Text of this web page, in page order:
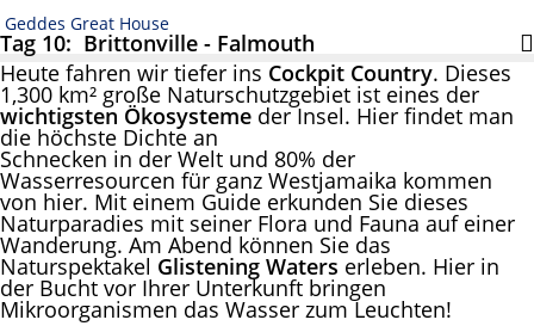
Geddes Great House
Tag 10: Brittonville - Falmouth
Heute fahren wir tiefer ins Cockpit Country. Dieses
1,300 km² große Naturschutzgebiet ist eines der
wichtigsten Ökosysteme der Insel. Hier findet man
die höchste Dichte an
Schnecken in der Welt und 80% der
Wasserresourcen für ganz Westjamaika kommen
von hier. Mit einem Guide erkunden Sie dieses
Naturparadies mit seiner Flora und Fauna auf einer
Wanderung. Am Abend können Sie das
Naturspektakel Glistening Waters erleben. Hier in
der Bucht vor Ihrer Unterkunft bringen
Mikroorganismen das Wasser zum Leuchten!